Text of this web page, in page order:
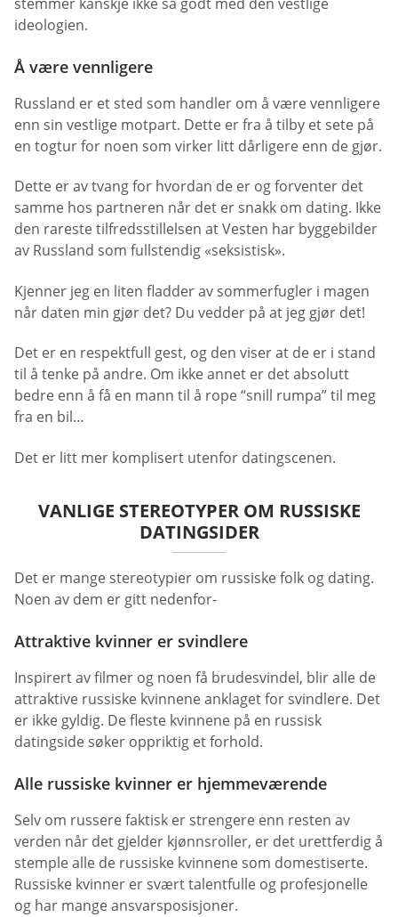
ideologien.
Å være vennligere
Russland er et sted som handler om å være vennligere
enn sin vestlige motpart. Dette er fra å tilby et sete på
en togtur for noen som virker litt dårligere enn de gjør.
Dette er av tvang for hvordan de er og forventer det
samme hos partneren når det er snakk om dating. Ikke
den rareste tilfredsstillelsen at Vesten har byggebilder
av Russland som fullstendig «seksistisk».
Kjenner jeg en liten fladder av sommerfugler i magen
når daten min gjør det? Du vedder på at jeg gjør det!
Det er en respektfull gest, og den viser at de er i stand
til å tenke på andre. Om ikke annet er det absolutt
bedre enn å få en mann til å rope “snill rumpa” til meg
fra en bil…
Det er litt mer komplisert utenfor datingscenen.
VANLIGE STEREOTYPER OM RUSSISKE
DATINGSIDER
Det er mange stereotypier om russiske folk og dating.
Noen av dem er gitt nedenfor-
Attraktive kvinner er svindlere
Inspirert av filmer og noen få brudesvindel, blir alle de
attraktive russiske kvinnene anklaget for svindlere. Det
er ikke gyldig. De fleste kvinnene på en russisk
datingside søker oppriktig et forhold.
Alle russiske kvinner er hjemmeværende
Selv om russere faktisk er strengere enn resten av
verden når det gjelder kjønnsroller, er det urettferdig å
stemple alle de russiske kvinnene som domestiserte.
Russiske kvinner er svært talentfulle og profesjonelle
og har mange ansvarsposisjoner.